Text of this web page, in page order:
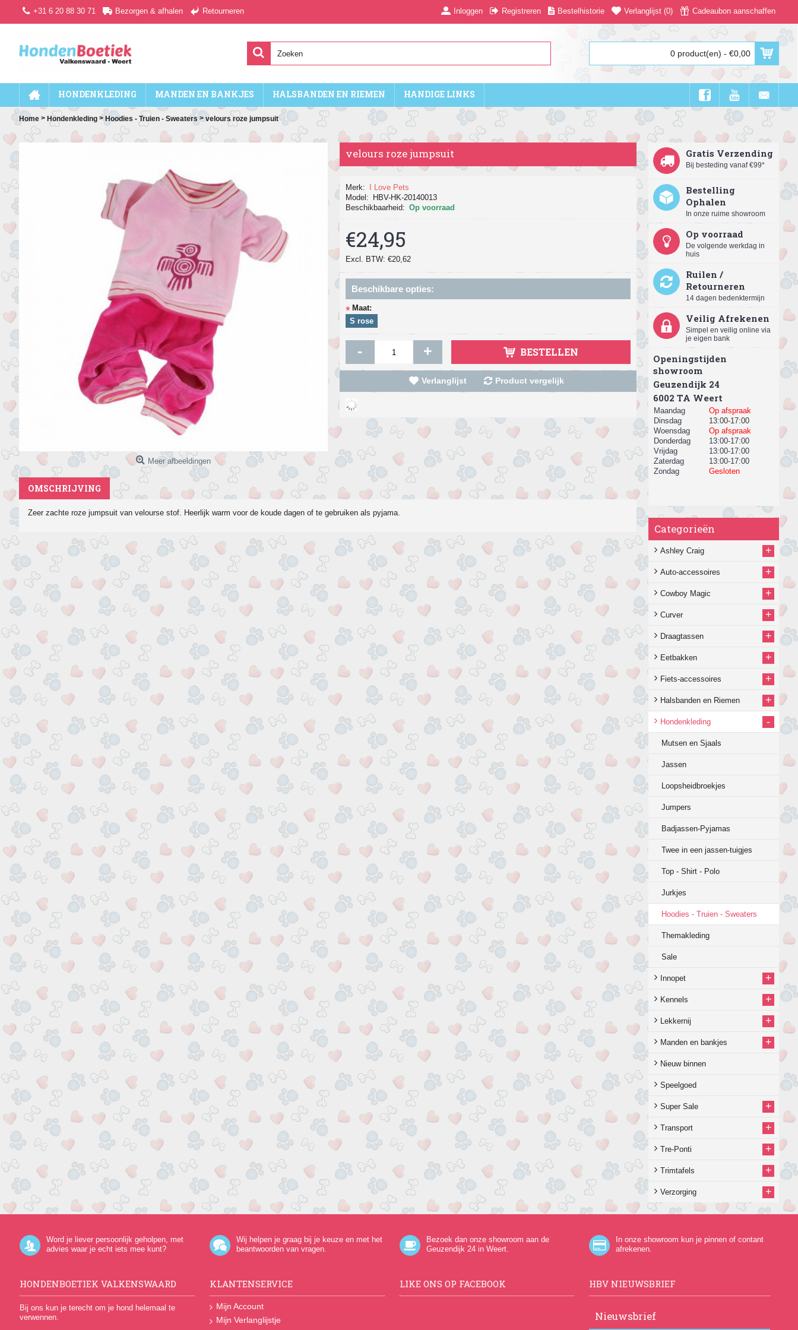
+31 6 20 88 30 71 Bezorgen & afhalen Retourneren Inloggen Registreren Bestelhistorie Verlanglijst (0) Cadeaubon aanschaffen
0 product(en) - €0,00
HONDENKLEDING MANDEN EN BANKJES HALSBANDEN EN RIEMEN HANDIGE LINKS
Home > Hondenkleding > Hoodies - Truien - Sweaters > velours roze jumpsuit
Gratis Verzending
Bij besteding vanaf €99*
Bestelling
Ophalen
In onze ruime showroom
Op voorraad
De volgende werkdag in
huis
Ruilen /
Retourneren
14 dagen bedenktermijn
Veilig Afrekenen
Simpel en veilig online via
je eigen bank
Openingstijden
showroom
Geuzendijk 24
​6002 TA Weert
Maandag
Op afspraak
Dinsdag
13:00-17:00
Woensdag
Op afspraak
Donderdag
13:00-17:00
Vrijdag
13:00-17:00
Zaterdag
13:00-17:00
Zondag
Gesloten
Categorieën
Ashley Craig +
Auto-accessoires +
Cowboy Magic +
Curver +
Draagtassen +
Eetbakken +
Fiets-accessoires +
Halsbanden en Riemen +
Hondenkleding -
Mutsen en Sjaals
Jassen
Loopsheidbroekjes
Jumpers
Badjassen-Pyjamas
Twee in een jassen-tuigjes
Top - Shirt - Polo
Jurkjes
Hoodies - Truien - Sweaters
Themakleding
Sale
Innopet +
Kennels +
Lekkernij +
Manden en bankjes +
Nieuw binnen
Speelgoed
Super Sale +
Transport +
Tre-Ponti +
Trimtafels +
Verzorging +
Meer afbeeldingen
velours roze jumpsuit
Merk:
I Love Pets
Model:
HBV-HK-20140013
Beschikbaarheid: Op voorraad
€24,95
Excl. BTW: €20,62
Beschikbare opties:
* Maat:
S rose
- + BESTELLEN
Verlanglijst Product vergelijk
OMSCHRIJVING
Zeer zachte roze jumpsuit van velourse stof. Heerlijk warm voor de koude dagen of te gebruiken als pyjama.
Word je liever persoonlijk geholpen, met
advies waar je echt iets mee kunt?
Wij helpen je graag bij je keuze en met het
beantwoorden van vragen.
Bezoek dan onze showroom aan de
Geuzendijk 24in Weert.
In onze showroom kun je pinnen of contant
afrekenen.
HONDENBOETIEK VALKENSWAARD
Bij ons kun je terecht om je hond helemaal te
verwennen.
KLANTENSERVICE
Mijn Account
Mijn Verlanglijstje
LIKE ONS OP FACEBOOK HBV NIEUWSBRIEF
Nieuwsbrief